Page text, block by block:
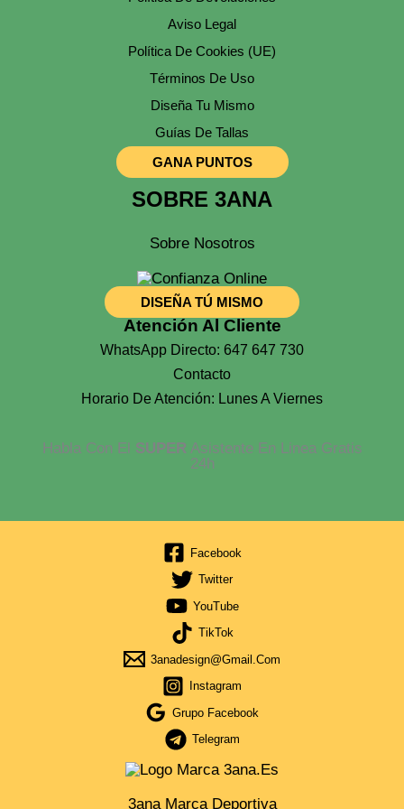
Producto
Aviso Legal
Política De Cookies (UE)
Términos De Uso
Diseña Tu Mismo
Guías De Tallas
GANA PUNTOS
SOBRE 3ANA
Sobre Nosotros
DISEÑA TÚ MISMO
Atención Al Cliente
WhatsApp Directo: 647 647 730
Contacto
Horario De Atención: Lunes A Viernes
Habla Con El SUPERAsistente En Linea Gratis
24h
Facebook
Twitter
YouTube
TikTok
3anadesign@gmail.com
Instagram
Grupo Facebook
Telegram
3ana Marca Deportiva